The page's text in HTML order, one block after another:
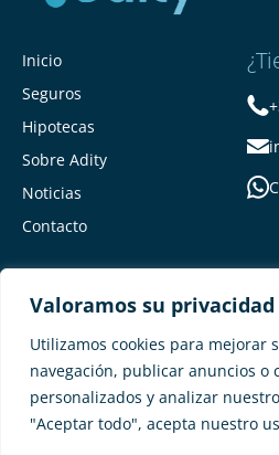
Valoramos su privacidad
Utilizamos cookies para mejorar
navegación, publicar anuncios o
personalizados y analizar
"Aceptar todo", acepta nuestro
Inicio
Seguros
Hipotecas
Sobre Adity
Noticias
Contacto
Adity Seguros –